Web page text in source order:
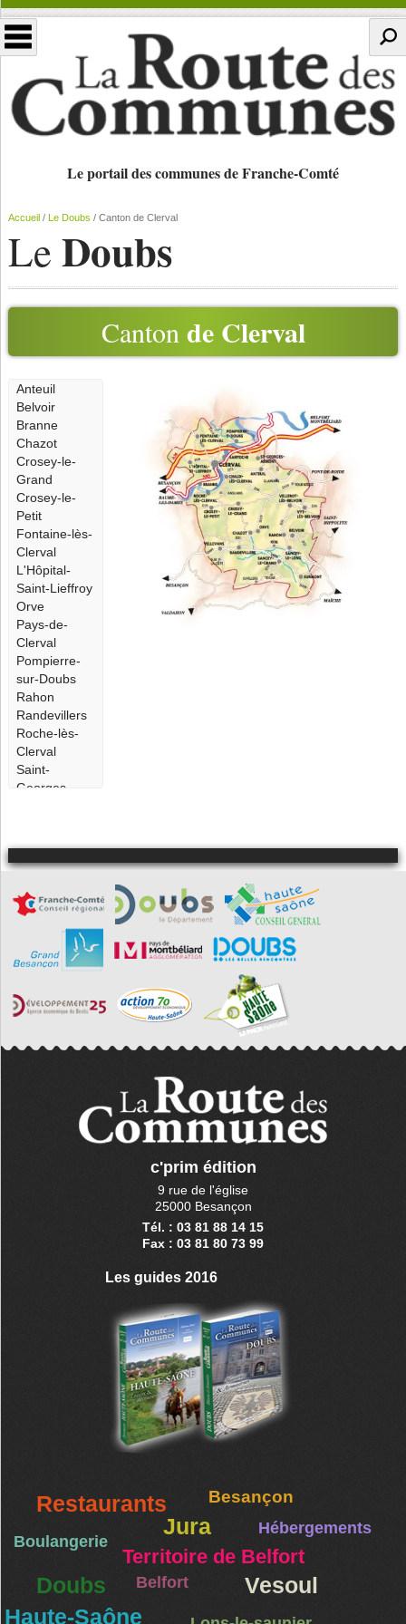
Le portail des communes de Franche-Comté
Le Doubs
Accueil/ Le Doubs / Canton de Clerval
Canton de Clerval
Anteuil
Belvoir
Branne
Chazot
Crosey-le-
Grand
Crosey-le-
Petit
Fontaine-lès-
Clerval
L'Hôpital-
Saint-Lieffroy
Orve
Pays-de-
Clerval
Pompierre-
sur-Doubs
Rahon
Randevillers
Roche-lès-
Clerval
Saint-
Georges-
Vellerot-lès-
Vellevans
Vyt-lès-
c'prim édition
9 rue de l'église
25000 Besançon
Tél. : 03 81 88 14 15
Fax : 03 81 80 73 99
Les guides 2016
Restaurants Besançon
Jura Hébergements
Boulangerie
Territoire de Belfort
Doubs Belfort
Vesoul
Haute-Saône